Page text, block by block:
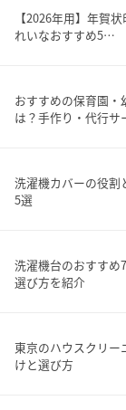
【2026年用】年賀
れいなおすすめ5…
おすすめの保育園・
は？手作り・代行
洗濯機カバーの役割
5選
洗濯機台のおすすめ
選び方を紹介
東京のハウスクリー
けと選び方